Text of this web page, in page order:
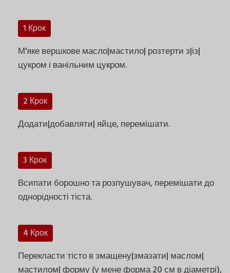
1 Крок
М'яке вершкове масло|мастило| розтерти з|із|
цукром і ванільним цукром.
2 Крок
Додати|добавляти| яйце, перемішати.
3 Крок
Всипати борошно та розпушувач, перемішати до
однорідності тіста.
4 Крок
Перекласти тісто в змащену|змазати| маслом|
мастилом| форму (у мене форма 20 см в діаметрі),